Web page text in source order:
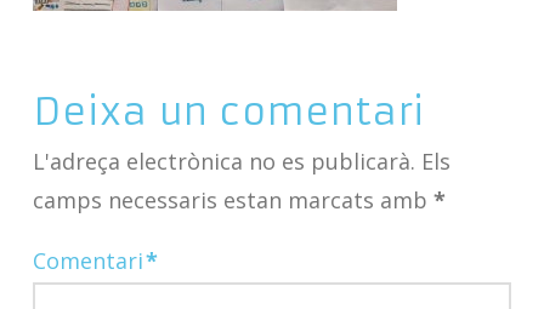
Deixa un comentari
L'adreça electrònica no es publicarà. Els
camps necessaris estan marcats amb *
Comentari*